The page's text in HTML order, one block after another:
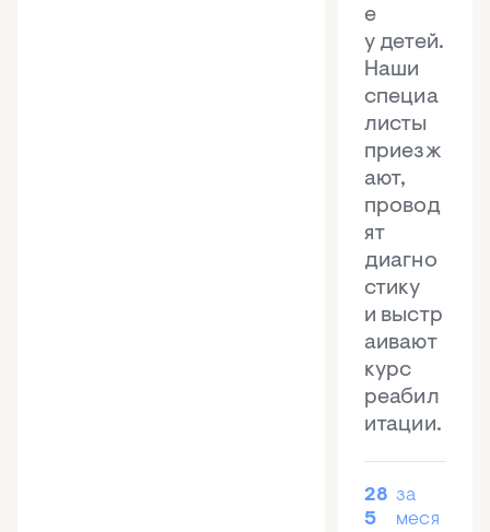
е
у детей.
Наши
специа
листы
приезж
ают,
провод
ят
диагно
стику
и выстр
аивают
курс
реабил
итации.
28
5
за
меся